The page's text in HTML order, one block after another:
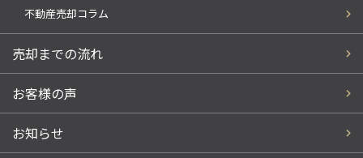
不動産売却コラム
売却までの流れ
お客様の声
お知らせ